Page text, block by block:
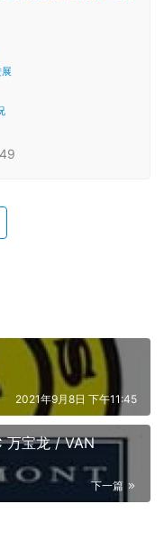
2021年9月8日 下午11:45
万宝龙 / VAN
下一篇